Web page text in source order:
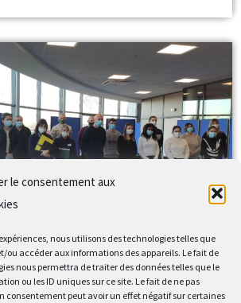
le consentement aux
nous utilisons des technologies telles que
ou accéder aux informations des appareils. Le fait de
nous permettra de traiter des données telles que le
ou les ID uniques sur ce site. Le fait de ne pas
consentement peut avoir un effet négatif sur certaines
Lure/Pusey
d’emploi sur-motivés se
Leur objectif…